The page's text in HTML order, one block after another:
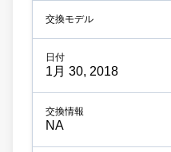
1月 30, 2018
NA